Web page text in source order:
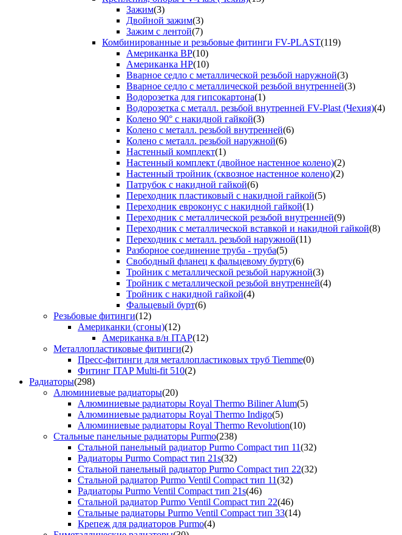
Зажим(3)
Двойной зажим(3)
Зажим с лентой(7)
Комбинированные и резьбовые фитинги FV-PLAST(119)
Американка ВР(10)
Американка НР(10)
Вварное седло с металлической резьбой наружной(3)
Вварное седло с металлической резьбой внутренней(3)
Водорозетка для гипсокартона(1)
Водорозетка с металл. резьбой внутренней FV-Plast (Чехия)(4)
Колено 90° с накидной гайкой(3)
Колено с металл. резьбой внутренней(6)
Колено с металл. резьбой наружной(6)
Настенный комплект(1)
Настенный комплект (двойное настенное колено)(2)
Настенный тройник (сквозное настенное колено)(2)
Патрубок с накидной гайкой(6)
Переходник пластиковый с накидной гайкой(5)
Переходник евроконус с накидной гайкой(1)
Переходник с металлической резьбой внутренней(9)
Переходник с металлической вставкой и накидной гайкой(8)
Переходник с металл. резьбой наружной(11)
Разборное соединение труба - труба(5)
Свободный фланец к фальцевому бурту(6)
Тройник с металлической резьбой наружной(3)
Тройник с металлической резьбой внутренней(4)
Тройник с накидной гайкой(4)
Фальцевый бурт(6)
Резьбовые фитинги(12)
Американки (сгоны)(12)
Американка в/н ITAP(12)
Металлопластиковые фитинги(2)
Пресс-фитинги для металлопластиковых труб Tiemme(0)
Фитинг ITAP Multi-fit 510(2)
Радиаторы(298)
Алюминиевые радиаторы(20)
Алюминиевые радиаторы Royal Thermo Biliner Alum(5)
Алюминиевые радиаторы Royal Thermo Indigo(5)
Алюминиевые радиаторы Royal Thermo Revolution(10)
Стальные панельные радиаторы Purmo(238)
Стальной панельный радиатор Purmo Compact тип 11(32)
Радиаторы Purmo Compact тип 21s(32)
Стальной панельный радиатор Purmo Compact тип 22(32)
Стальной радиатор Purmo Ventil Compact тип 11(32)
Радиаторы Purmo Ventil Compact тип 21s(46)
Стальной радиатор Purmo Ventil Compact тип 22(46)
Стальные радиаторы Purmo Ventil Compact тип 33(14)
Крепеж для радиаторов Purmo(4)